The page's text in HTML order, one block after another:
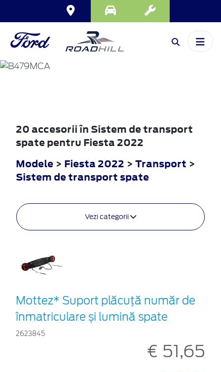
FIESTA
20 accesorii în Sistem de transport
spate pentru Fiesta 2022
Modele > Fiesta 2022 > Transport >
Sistem de transport spate
Vezi categorii
Mottez* Suport plăcuță număr de
înmatriculare și lumină spate
2623845
€ 51,65